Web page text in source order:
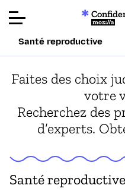
Tests
Mozilla
Santé reproductive
Faites des choix
votre
Recherchez des
d’experts.
Santé reproductive